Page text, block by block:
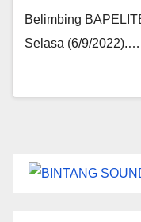
Belimbing
Selasa (6/9/2022).…